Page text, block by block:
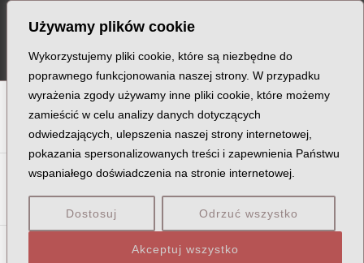
Używamy plików cookie
Wykorzystujemy pliki cookie, które są niezbędne do
poprawnego funkcjonowania naszej strony. W przypadku
wyrażenia zgody używamy inne pliki cookie, które możemy
zamieścić w celu analizy danych dotyczących
odwiedzających, ulepszenia naszej strony internetowej,
pokazania spersonalizowanych treści i zapewnienia Państwu
wspaniałego doświadczenia na stronie internetowej.
Dostosuj Odrzuć wszystko
Akceptuj wszystko
content
B C D E F G H I J K L Ł M
O P Q R S T U V W X Z
Sa Sc Se Si Sk Śl Sł Sm Sn So
Sy Sz
Szk Szm
navigation